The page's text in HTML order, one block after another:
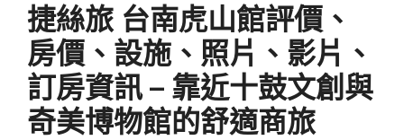
捷絲旅 台南虎山館評價、
房價、設施、照片、影片、
訂房資訊 – 靠近十鼓文創與
奇美博物館的舒適商旅